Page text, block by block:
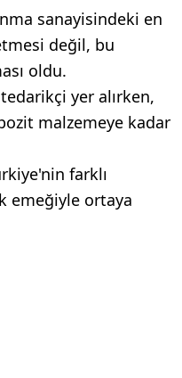
sanayisindeki en
değil, bu
oldu.
yer alırken,
malzemeye kadar
farklı
emeğiyle ortaya